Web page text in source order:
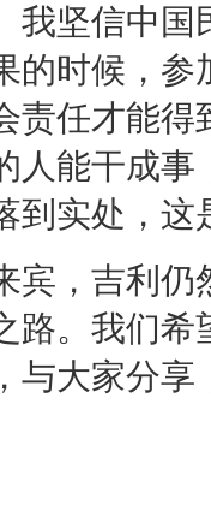
我坚信中
的时候，
责任才能
人能干成
到实处，
， 吉利 仍
路。我们
与大家分